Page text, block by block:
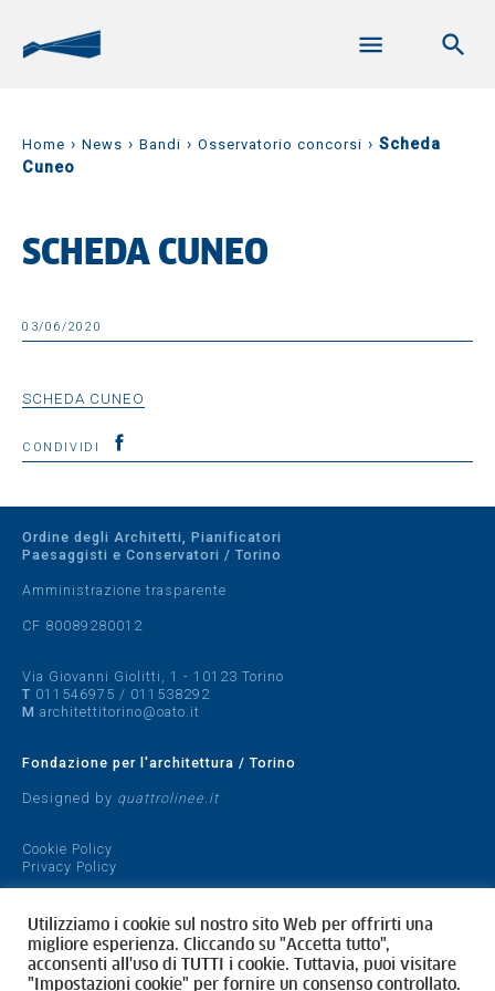
Home › News › Bandi › Osservatorio concorsi › Scheda
Cuneo
SCHEDA CUNEO
03/06/2020
SCHEDA CUNEO
CONDIVIDI
Ordine degli Architetti, Pianificatori
Paesaggisti e Conservatori / Torino
Amministrazione trasparente
CF 80089280012
Via Giovanni Giolitti, 1 - 10123 Torino
T 011546975 / 011538292
M architettitorino@oato.it
Fondazione per l'architettura / Torino
Designed by quattrolinee.it
Cookie Policy
Privacy Policy
Utilizziamo i cookie sul nostro sito Web per offrirti una
migliore esperienza. Cliccando su "Accetta tutto",
acconsenti all'uso di TUTTI i cookie. Tuttavia, puoi visitare
"Impostazioni cookie" per fornire un consenso controllato.